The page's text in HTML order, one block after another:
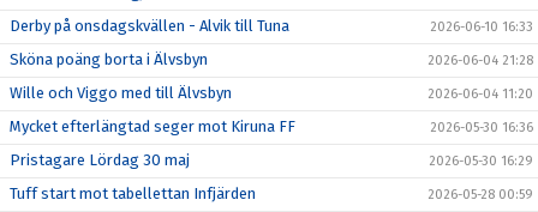
Derby på onsdagskvällen - Alvik till Tuna 2026-06-10 16:33
Sköna poäng borta i Älvsbyn 2026-06-04 21:28
Wille och Viggo med till Älvsbyn 2026-06-04 11:20
Mycket efterlängtad seger mot Kiruna FF 2026-05-30 16:36
Pristagare Lördag 30 maj 2026-05-30 16:29
Tuff start mot tabellettan Infjärden 2026-05-28 00:59